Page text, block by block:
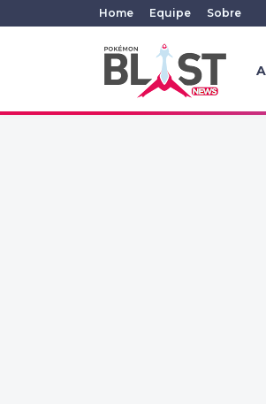
Home Equipe Sobre